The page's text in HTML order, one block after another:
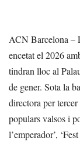
ACN Barcelona –
encetat el 2026
tindran lloc al
de gener. Sota la
directora per
populars valsos i
l’emperador’,